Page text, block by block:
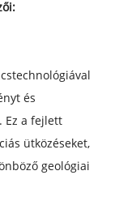
és
Ez a fejlett
ütközéseket,
geológiai